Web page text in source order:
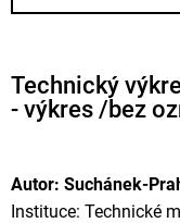
Technický
- výkres /bez
Autor: Suchánek-
Instituce: Technické